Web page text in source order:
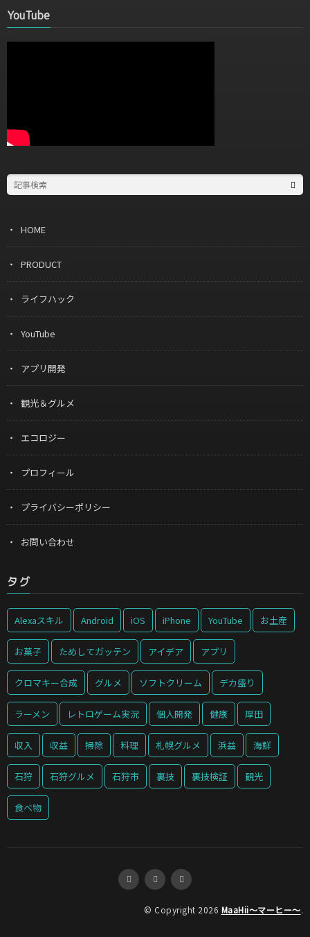
YouTube
HOME
PRODUCT
ライフハック
YouTube
アプリ開発
観光＆グルメ
エコロジー
プロフィール
プライバシーポリシー
お問い合わせ
タグ
Alexaスキル Android iOS iPhone YouTube お土産
お菓子 ためしてガッテン アイデア アプリ
クロマキー合成 グルメ ソフトクリーム デカ盛り
ラーメン レトロゲーム実況 個人開発 健康 厚田
収入 収益 掃除 料理 札幌グルメ 浜益 海鮮
石狩 石狩グルメ 石狩市 裏技 裏技検証 観光
食べ物
© Copyright 2026 MaaHii～マーヒー～.